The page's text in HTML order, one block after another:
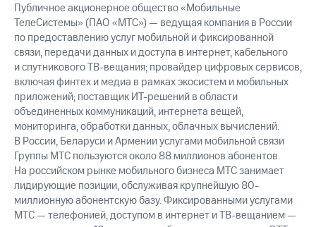
Публичное акционерное общество «Мобильные
ТелеСистемы» (ПАО «МТС») — ведущая компания в России
по предоставлению услуг мобильной и фиксированной
связи, передачи данных и доступа в интернет, кабельного
и спутникового ТВ-вещания; провайдер цифровых сервисов,
включая финтех и медиа в рамках экосистем и мобильных
приложений; поставщик ИТ-решений в области
объединенных коммуникаций, интернета вещей,
мониторинга, обработки данных, облачных вычислений.
В России, Беларуси и Армении услугами мобильной связи
Группы МТС пользуются около 88 миллионов абонентов.
На российском рынке мобильного бизнеса МТС занимает
лидирующие позиции, обслуживая крупнейшую 80-
миллионную абонентскую базу. Фиксированными услугами
МТС — телефонией, доступом в интернет и ТВ-вещанием —